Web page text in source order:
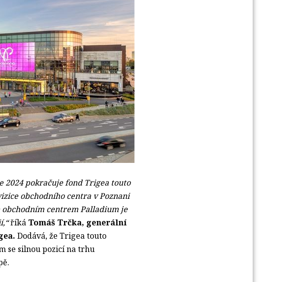
2024 pokračuje fond Trigea touto
obchodního centra v Poznani
centrem Palladium je
říká Tomáš Trčka, generální
. Dodává, že Trigea touto
se silnou pozicí na trhu